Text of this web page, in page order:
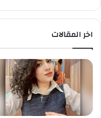
اخر المقالات